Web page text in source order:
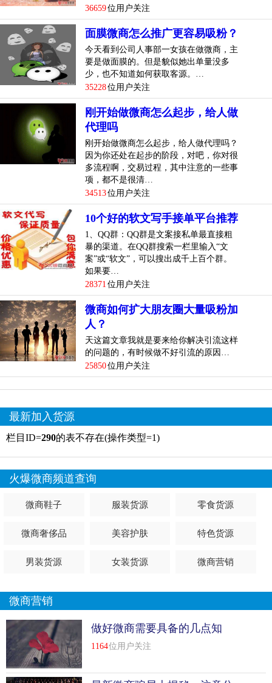
36659位用户关注
面膜微商怎么推广更容易吸粉？
今天看到公司人事部一女孩在做微商，主
要是做面膜的。但是貌似她出单量没多
少，也不知道如何获取客源。…
35228位用户关注
刚开始做微商怎么起步，给人做
代理吗
刚开始做微商怎么起步，给人做代理吗？
因为你还处在起步的阶段，对吧，你对很
多流程啊，交易过程，其中注意的一些事
项，都不是很清…
34513位用户关注
10个好的软文写手接单平台推荐
1、QQ群：QQ群是文案接私单最直接粗
暴的渠道。在QQ群搜索一栏里输入“文
案”或“软文”，可以搜出成千上百个群。
如果要…
28371 位用户关注
微商如何扩大朋友圈大量吸粉加
人？
天这篇文章我就是要来给你解决引流这样
的问题的，有时候做不好引流的原因…
25850位用户关注
最新加入货源
栏目ID=290的表不存在(操作类型=1)
火爆微商频道查询
微商鞋子 服装货源 零食货源
微商奢侈品 美容护肤 特色货源
男装货源 女装货源 微商营销
微商营销
做好微商需要具备的几点知
识，让你不迷茫
1164位用户关注